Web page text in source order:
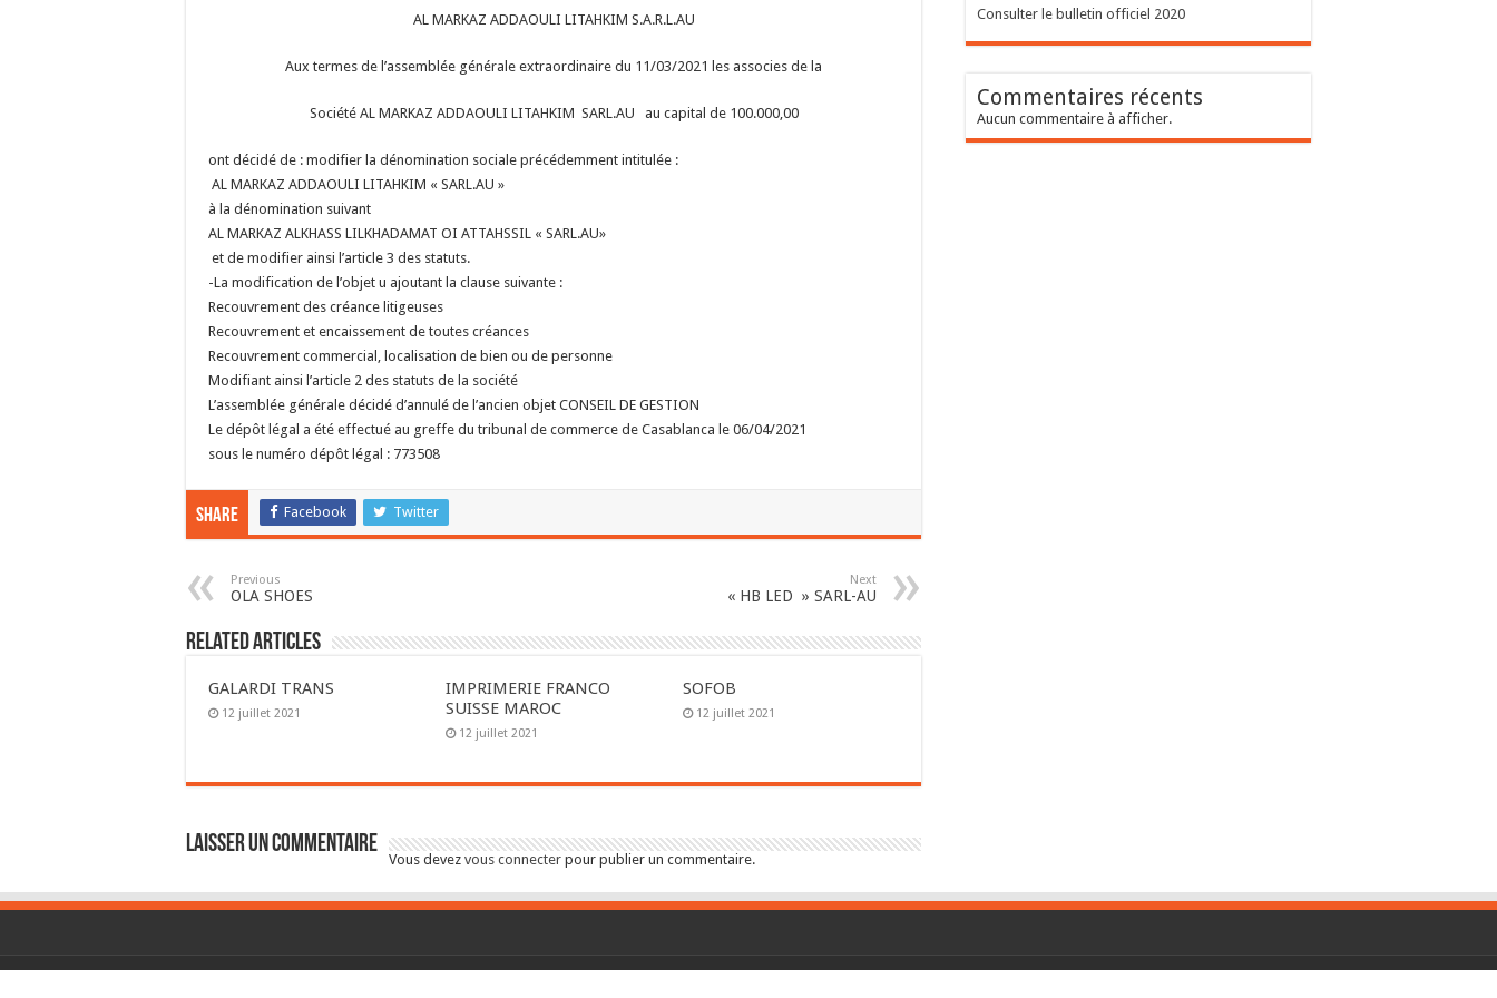
AL MARKAZ ADDAOULI LITAHKIM S.A.R.L.AU
Aux termes de l’assemblée générale extraordinaire du 11/03/2021 les associes de la
Société AL MARKAZ ADDAOULI LITAHKIM SARL.AU au capital de 100.000,00
ont décidé de : modifier la dénomination sociale précédemment intitulée :
AL MARKAZ ADDAOULI LITAHKIM « SARL.AU »
à la dénomination suivant
AL MARKAZ ALKHASS LILKHADAMAT OI ATTAHSSIL « SARL.AU»
et de modifier ainsi l’article 3 des statuts.
-La modification de l’objet u ajoutant la clause suivante :
Recouvrement des créance litigeuses
Recouvrement et encaissement de toutes créances
Recouvrement commercial, localisation de bien ou de personne
Modifiant ainsi l’article 2 des statuts de la société
L’assemblée générale décidé d’annulé de l’ancien objet CONSEIL DE GESTION
Le dépôt légal a été effectué au greffe du tribunal de commerce de Casablanca le 06/04/2021
sous le numéro dépôt légal : 773508
Share Facebook Twitter
Previous
OLA SHOES
Next
« HB LED » SARL-AU
Related Articles
GALARDI TRANS
12 juillet 2021
IMPRIMERIE FRANCO
SUISSE MAROC
12 juillet 2021
SOFOB
12 juillet 2021
Laisser un commentaire
Vous devez vous connecter pour publier un commentaire.
Consulter le bulletin officiel 2020
Commentaires récents
Aucun commentaire à afficher.